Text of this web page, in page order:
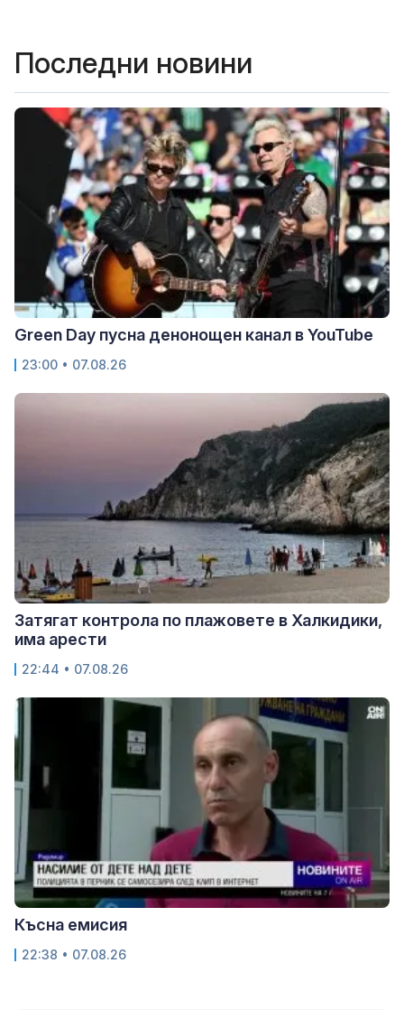
Последни новини
Green Day пусна денонощен канал в YouTube
23:00 • 07.08.26
Затягат контрола по плажовете в Халкидики,
има арести
22:44 • 07.08.26
Късна емисия
22:38 • 07.08.26